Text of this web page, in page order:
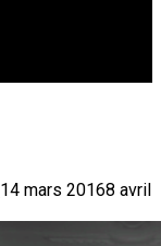
14 mars 20168 avril